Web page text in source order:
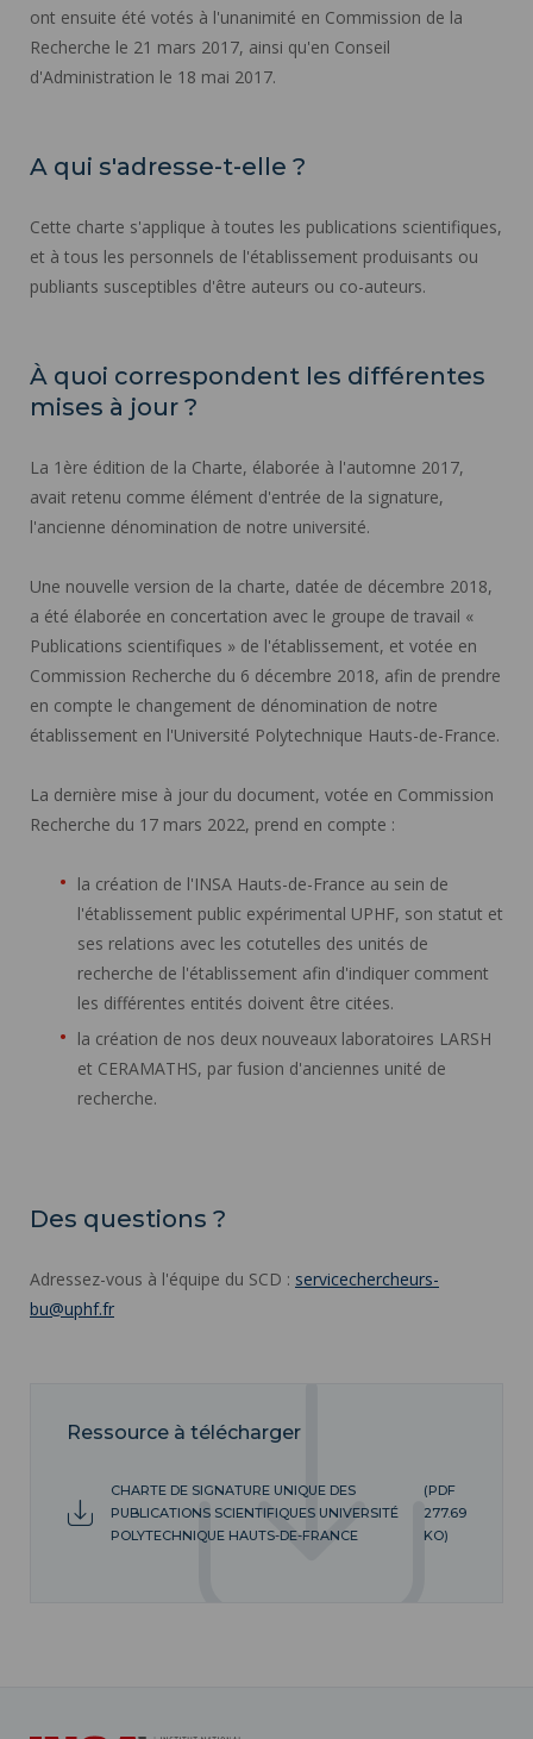
ont ensuite été votés à l'unanimité en Commission de la
Recherche le 21 mars 2017, ainsi qu'en Conseil
d'Administration le 18 mai 2017.
A qui s'adresse-t-elle ?
Cette charte s'applique à toutes les publications scientifiques,
et à tous les personnels de l'établissement produisants ou
publiants susceptibles d'être auteurs ou co-auteurs.
À quoi correspondent les différentes
mises à jour ?
La 1ère édition de la Charte, élaborée à l'automne 2017,
avait retenu comme élément d'entrée de la signature,
l'ancienne dénomination de notre université.
Une nouvelle version de la charte, datée de décembre 2018,
a été élaborée en concertation avec le groupe de travail «
Publications scientifiques » de l'établissement, et votée en
Commission Recherche du 6 décembre 2018, afin de prendre
en compte le changement de dénomination de notre
établissement en l'Université Polytechnique Hauts-de-France.
La dernière mise à jour du document, votée en Commission
Recherche du 17 mars 2022, prend en compte :
la création de l'INSA Hauts-de-France au sein de
l'établissement public expérimental UPHF, son statut et
ses relations avec les cotutelles des unités de
recherche de l'établissement afin d'indiquer comment
les différentes entités doivent être citées.
la création de nos deux nouveaux laboratoires LARSH
et CERAMATHS, par fusion d'anciennes unité de
recherche.
Des questions ?
Adressez-vous à l'équipe du SCD : servicechercheurs-
bu@uphf.fr
Ressource à télécharger
CHARTE DE SIGNATURE UNIQUE DES
PUBLICATIONS SCIENTIFIQUES UNIVERSITÉ
POLYTECHNIQUE HAUTS-DE-FRANCE
(PDF
277.69
KO)